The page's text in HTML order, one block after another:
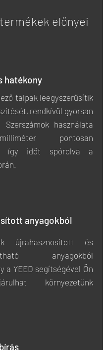
előnyei
hatékony
talpak leegyszerűsítik
rendkívül gyorsan
használata
pontosan
így időt spórolva a
anyagokból
újrahasznosított és
anyagokból
a YEED segítségével Ön
környezetünk